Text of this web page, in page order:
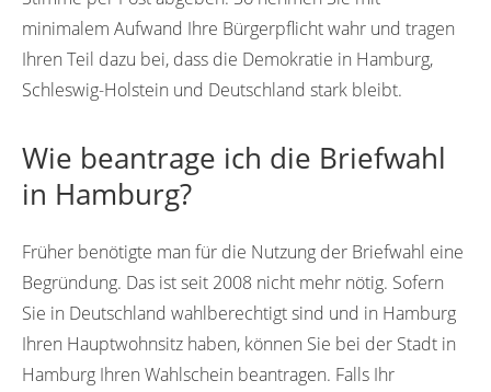
minimalem Aufwand Ihre Bürgerpflicht wahr und tragen
Ihren Teil dazu bei, dass die Demokratie in Hamburg,
Schleswig-Holstein und Deutschland stark bleibt.
Wie beantrage ich die Briefwahl
in Hamburg?
Früher benötigte man für die Nutzung der Briefwahl eine
Begründung. Das ist seit 2008 nicht mehr nötig. Sofern
Sie in Deutschland wahlberechtigt sind und in Hamburg
Ihren Hauptwohnsitz haben, können Sie bei der Stadt in
Hamburg Ihren Wahlschein beantragen. Falls Ihr